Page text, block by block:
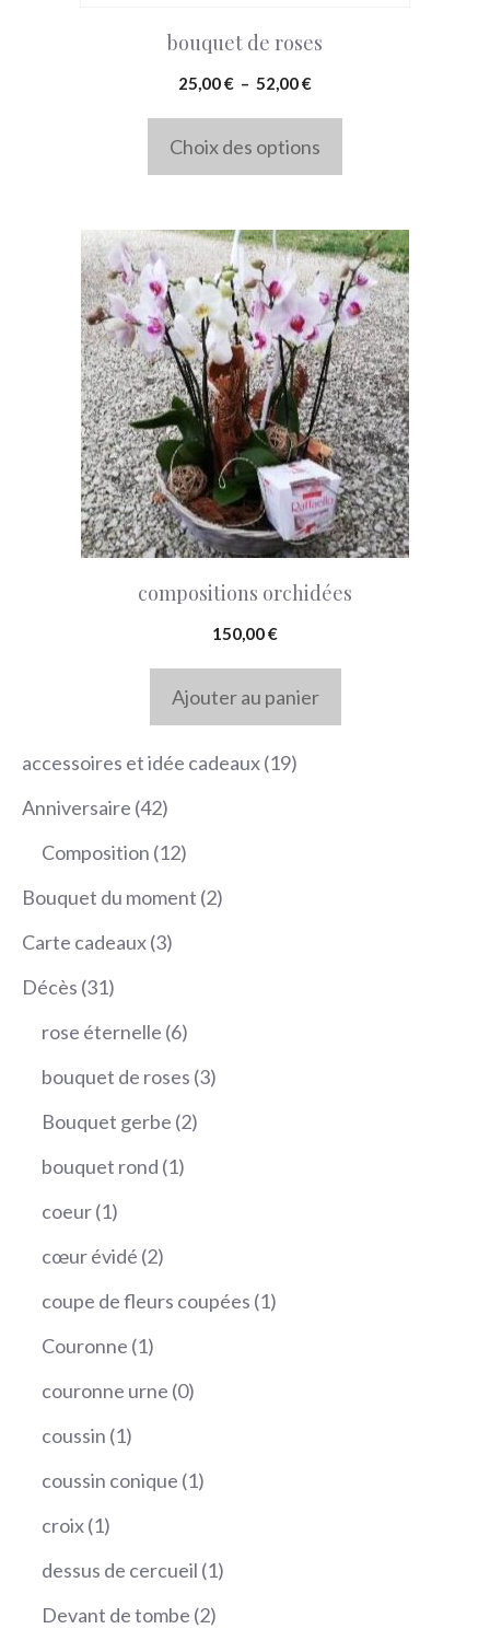
bouquet de roses
25,00€ – 52,00€Plage
prix :
25,00 €
52,00 €
Choix des options
compositions orchidées
150,00€
Ajouter au panier
accessoires et idée cadeaux 1919
Anniversaire 4242
produits
Composition 1212
produits
Bouquet du moment 22
Carte cadeaux 33
Décès 3131
produits
rose éternelle 66
produits
bouquet de roses 33
Bouquet gerbe 22
bouquet rond 11
coeur 11
produit
cœur évidé 22
produits
coupe de fleurs coupées 11
Couronne 11
produit
couronne urne 00
coussin 11
produit
coussin conique 11
croix 11
produit
dessus de cercueil 11
Devant de tombe 22